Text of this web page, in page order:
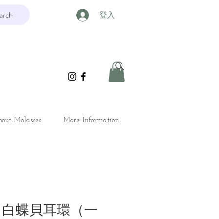
登入
Molasses More Information
蝶貝耳環（一